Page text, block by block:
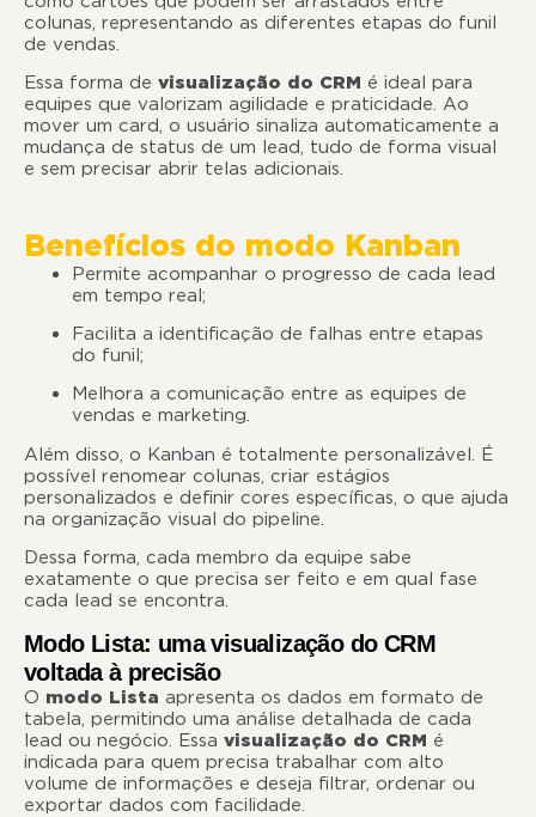
colunas, representando as diferentes etapas do funil
de vendas.
Essa forma de visualização do CRM é ideal para
equipes que valorizam agilidade e praticidade. Ao
mover um card, o usuário sinaliza automaticamente a
mudança de status de um lead, tudo de forma visual
e sem precisar abrir telas adicionais.
Benefícios do modo Kanban
Permite acompanhar o progresso de cada lead
em tempo real;
Facilita a identificação de falhas entre etapas
do funil;
Melhora a comunicação entre as equipes de
vendas e marketing.
Além disso, o Kanban é totalmente personalizável. É
possível renomear colunas, criar estágios
personalizados e definir cores específicas, o que ajuda
na organização visual do pipeline.
Dessa forma, cada membro da equipe sabe
exatamente o que precisa ser feito e em qual fase
cada lead se encontra.
Modo Lista: uma visualização do CRM
voltada à precisão
O modo Lista apresenta os dados em formato de
tabela, permitindo uma análise detalhada de cada
lead ou negócio. Essa visualização do CRM é
indicada para quem precisa trabalhar com alto
volume de informações e deseja filtrar, ordenar ou
exportar dados com facilidade.